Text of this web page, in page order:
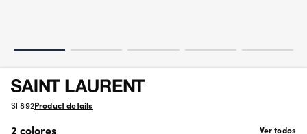
Sl 892Product details
2 colores
Ver todos